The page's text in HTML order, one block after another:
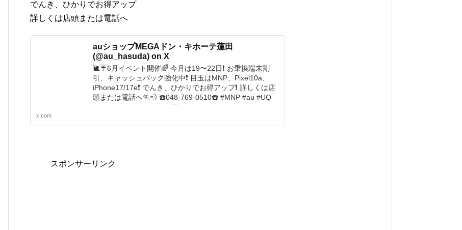
でんき、ひかりでお得アップ
詳しくは店頭または電話へ
auショップMEGAドン・キホーテ蓮田
(@au_hasuda) on X
🐌☔6月イベント開催🌈 今月は19〜22日❗️ お乗換端末割
引、キャッシュバック強化中❗ 目玉はMNP、Pixel10a、
iPhone17/17e❗ でんき、ひかりでお得アップ❗️ 詳しくは店
頭または電話へ🏃💨 ☎️048-769-0510☎️ #MNP #au #UQ
#docomo #SoftBank #楽天 ...
x.com
スポンサーリンク